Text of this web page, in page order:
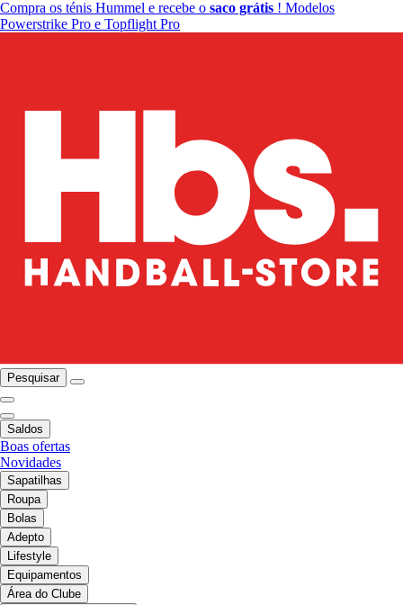
Compra os ténis Hummel e recebe o saco grátis ! Modelos
Powerstrike Pro e Topflight Pro
Pesquisar
Saldos
Boas ofertas
Novidades
Sapatilhas
Roupa
Bolas
Adepto
Lifestyle
Equipamentos
Área do Clube